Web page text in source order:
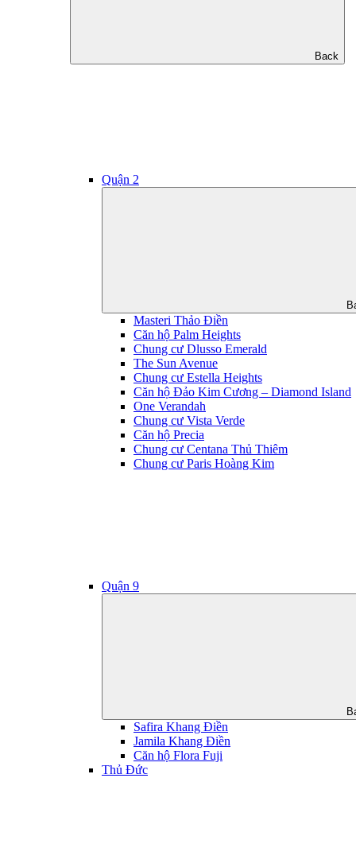
Back
Quận 2
Masteri Thảo Điền
Căn hộ Palm Heights
Chung cư Dlusso Emerald
The Sun Avenue
Chung cư Estella Heights
Căn hộ Đảo Kim Cương – Diamond Island
One Verandah
Chung cư Vista Verde
Căn hộ Precia
Chung cư Centana Thủ Thiêm
Chung cư Paris Hoàng Kim
Quận 9
Safira Khang Điền
Jamila Khang Điền
Căn hộ Flora Fuji
Thủ Đức